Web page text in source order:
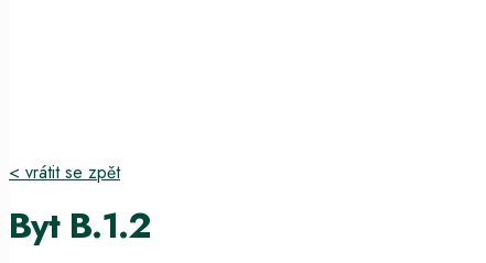
< vrátit se zpět
Byt B.1.2